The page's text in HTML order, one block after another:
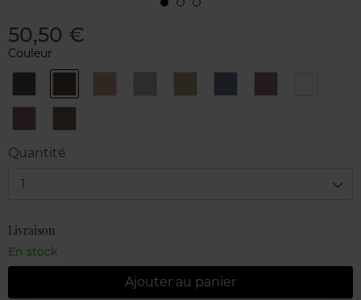
50,50 €
Couleur
Black Ebony Brown Khaki Navy Plum
Purple Deep
Quantité
1
Livraison
En stock
Ajouter au panier